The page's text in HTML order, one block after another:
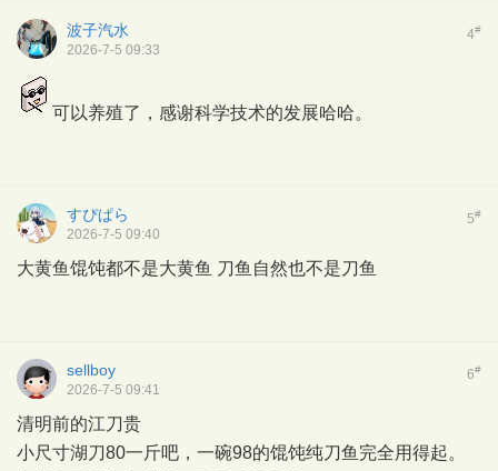
4#
波子汽水
2026-7-5 09:33
可以养殖了，感谢科学技术的发展哈哈。
5#
すぴぱら
2026-7-5 09:40
大黄鱼馄饨都不是大黄鱼 刀鱼自然也不是刀鱼
6#
sellboy
2026-7-5 09:41
清明前的江刀贵
小尺寸湖刀80一斤吧，一碗98的馄饨纯刀鱼完全用得起。